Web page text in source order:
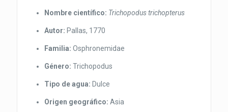
Nombre científico: Trichopodus trichopterus
Autor: Pallas, 1770
Familia: Osphronemidae
Género: Trichopodus
Tipo de agua: Dulce
Origen geográfico: Asia